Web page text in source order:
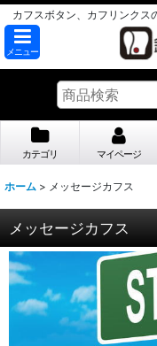
カフスボタン、カフリンク
メニュー
カテゴリ マイページ
ホーム > メッセージカフス
メッセージカフス